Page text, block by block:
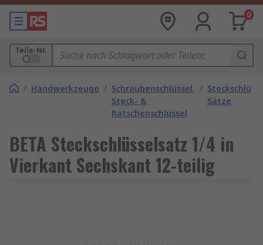
0
Teile-Nr.
/ Handwerkzeuge / Schraubenschlüssel,
Steck- &
Ratschenschlüssel
/
Sätze
BETA Steckschlüsselsatz 1/4 in
Vierkant Sechskant 12-teilig